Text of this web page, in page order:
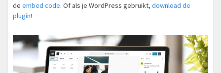
de embed code. Of als je WordPress gebruikt, download de
plugin!